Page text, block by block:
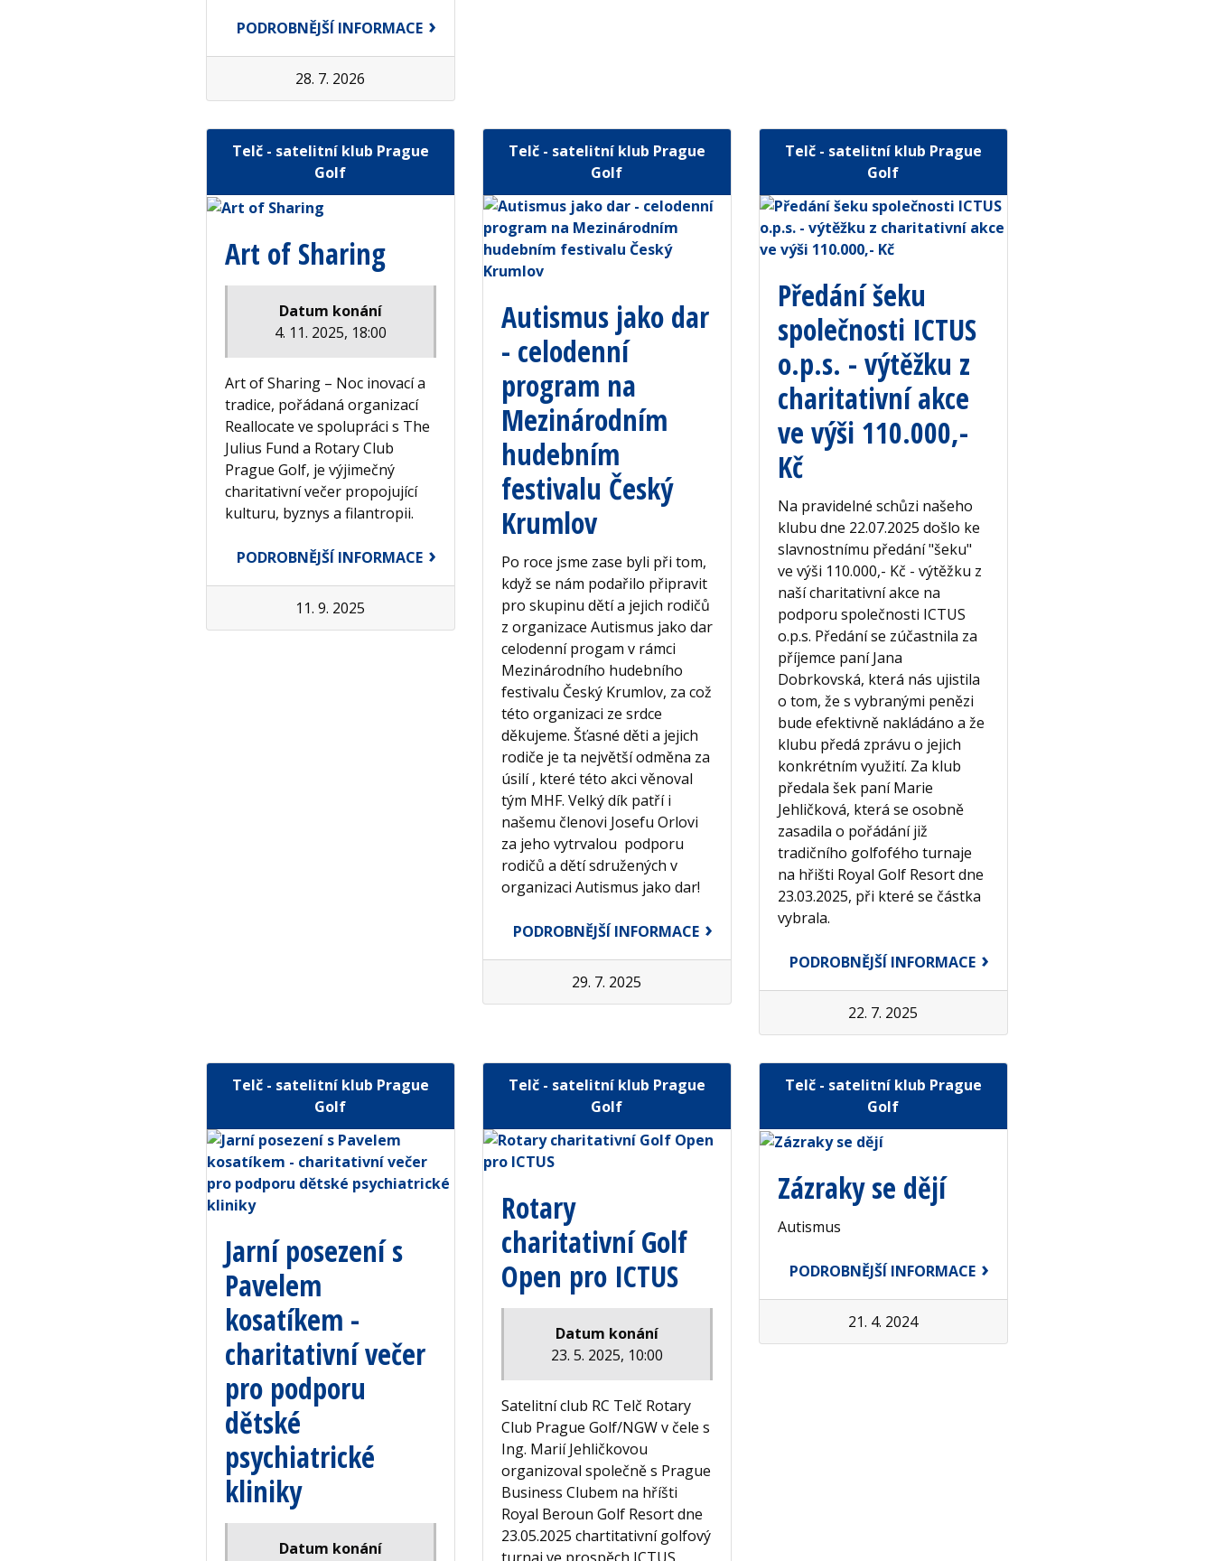
PODROBNĚJŠÍ INFORMACE
28. 7. 2026
Telč - satelitní klub Prague
Golf
Art of Sharing
Datum konání
4. 11. 2025, 18:00
Art of Sharing – Noc inovací a
tradice, pořádaná organizací
Reallocate ve spolupráci s The
Julius Fund a Rotary Club
Prague Golf, je výjimečný
charitativní večer propojující
kulturu, byznys a filantropii.
PODROBNĚJŠÍ INFORMACE
11. 9. 2025
Telč - satelitní klub Prague
Golf
Autismus jako dar
- celodenní
program na
Mezinárodním
hudebním
festivalu Český
Krumlov
Po roce jsme zase byli při tom,
když se nám podařilo připravit
pro skupinu dětí a jejich rodičů
z organizace Autismus jako dar
celodenní progam v rámci
Mezinárodního hudebního
festivalu Český Krumlov, za což
této organizaci ze srdce
děkujeme. Šťasné děti a jejich
rodiče je ta největší odměna za
úsilí , které této akci věnoval
tým MHF. Velký dík patří i
našemu členovi Josefu Orlovi
za jeho vytrvalou podporu
rodičů a dětí sdružených v
organizaci Autismus jako dar!
PODROBNĚJŠÍ INFORMACE
29. 7. 2025
Telč - satelitní klub Prague
Golf
Předání šeku
společnosti ICTUS
o.p.s. - výtěžku z
charitativní akce
ve výši 110.000,-
Kč
Na pravidelné schůzi našeho
klubu dne 22.07.2025 došlo ke
slavnostnímu předání "šeku"
ve výši 110.000,- Kč - výtěžku z
naší charitativní akce na
podporu společnosti ICTUS
o.p.s. Předání se zúčastnila za
příjemce paní Jana
Dobrkovská, která nás ujistila
o tom, že s vybranými penězi
bude efektivně nakládáno a že
klubu předá zprávu o jejich
konkrétním využití. Za klub
předala šek paní Marie
Jehličková, která se osobně
zasadila o pořádání již
tradičního golfofého turnaje
na hřišti Royal Golf Resort dne
23.03.2025, při které se částka
vybrala.
PODROBNĚJŠÍ INFORMACE
22. 7. 2025
Telč - satelitní klub Prague
Golf
Jarní posezení s
Pavelem
kosatíkem -
charitativní večer
pro podporu
dětské
psychiatrické
kliniky
Datum konání
Telč - satelitní klub Prague
Golf
Rotary
charitativní Golf
Open pro ICTUS
Datum konání
23. 5. 2025, 10:00
Satelitní club RC Telč Rotary
Club Prague Golf/NGW v čele s
Ing. Marií Jehličkovou
organizoval společně s Prague
Business Clubem na hříšti
Royal Beroun Golf Resort dne
23.05.2025 chartitativní golfový
Telč - satelitní klub Prague
Golf
Zázraky se dějí
Autismus
PODROBNĚJŠÍ INFORMACE
21. 4. 2024